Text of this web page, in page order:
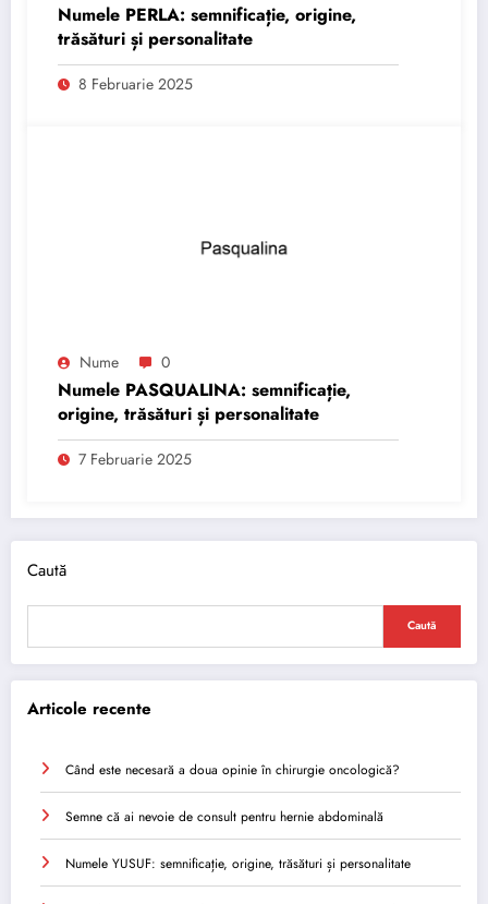
Numele PERLA: semnificație, origine,
trăsături și personalitate
8 Februarie 2025
Nume 0
Numele PASQUALINA: semnificație,
origine, trăsături și personalitate
7 Februarie 2025
Caută
Caută
Articole recente
Când este necesară a doua opinie în chirurgie oncologică?
Semne că ai nevoie de consult pentru hernie abdominală
Numele YUSUF: semnificație, origine, trăsături și personalitate